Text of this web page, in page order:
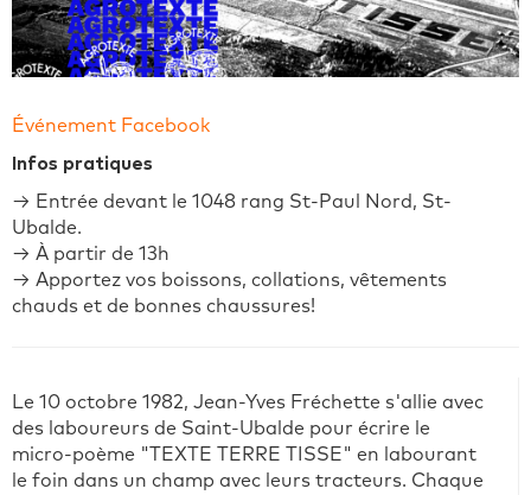
Le 10 octobre 1982, Jean-Yves Fréchette s'allie avec
des laboureurs de Saint-Ubalde pour écrire le
micro-poème "TEXTE TERRE TISSE" en labourant
le foin dans un champ avec leurs tracteurs. Chaque
Événement Facebook
Infos pratiques
→ Entrée devant le 1048 rang St-Paul Nord, St-
Ubalde.
→ À partir de 13h
→ Apportez vos boissons, collations, vêtements
chauds et de bonnes chaussures!